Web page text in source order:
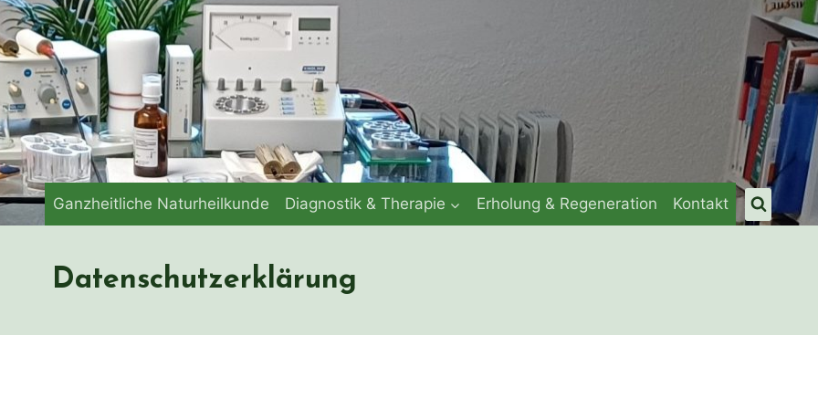
Ganzheitliche Naturheilkunde Diagnostik & Therapie Erholung & Regeneration Kontakt
Datenschutzerklärung